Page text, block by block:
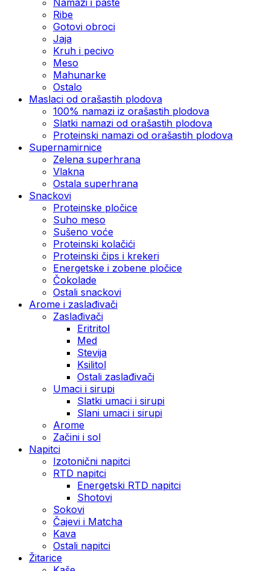
Ribe
Gotovi obroci
Jaja
Kruh i pecivo
Meso
Mahunarke
Ostalo
Maslaci od orašastih plodova
100% namazi iz orašastih plodova
Slatki namazi od orašastih plodova
Proteinski namazi od orašastih plodova
Supernamirnice
Zelena superhrana
Vlakna
Ostala superhrana
Snackovi
Proteinske pločice
Suho meso
Sušeno voće
Proteinski kolačići
Proteinski čips i krekeri
Energetske i zobene pločice
Čokolade
Ostali snackovi
Arome i zaslađivači
Zaslađivači
Eritritol
Med
Stevija
Ksilitol
Ostali zaslađivači
Umaci i sirupi
Slatki umaci i sirupi
Slani umaci i sirupi
Arome
Začini i sol
Napitci
Izotonični napitci
RTD napitci
Energetski RTD napitci
Shotovi
Sokovi
Čajevi i Matcha
Kava
Ostali napitci
Žitarice